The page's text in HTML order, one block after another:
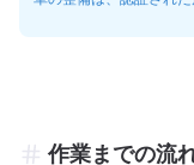
作業までの流